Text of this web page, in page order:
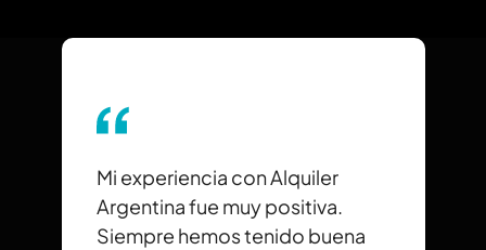
Mi experiencia con Alquiler
Argentina fue muy positiva.
Siempre hemos tenido buena